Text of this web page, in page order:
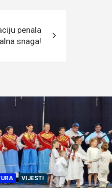
penala
snaga!
VIJESTI